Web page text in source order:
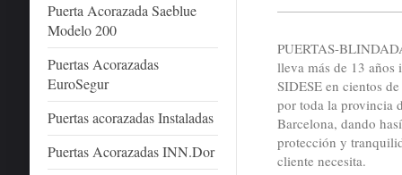
Puerta Acorazada Saeblue
Modelo 200
Puertas Acorazadas
EuroSegur
Puertas acorazadas Instaladas
Puertas Acorazadas INN.Dor
PUERTAS-
lleva más de 13 años
SIDESE en cientos
por toda la provincia
Barcelona, dando
protección y
cliente necesita.